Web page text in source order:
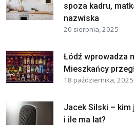
spoza kadru,
nazwiska
20 sierpnia, 2025
Łódź wprowadza
Mieszkańcy
18 października, 2025
Jacek Silski –
i ile ma lat?